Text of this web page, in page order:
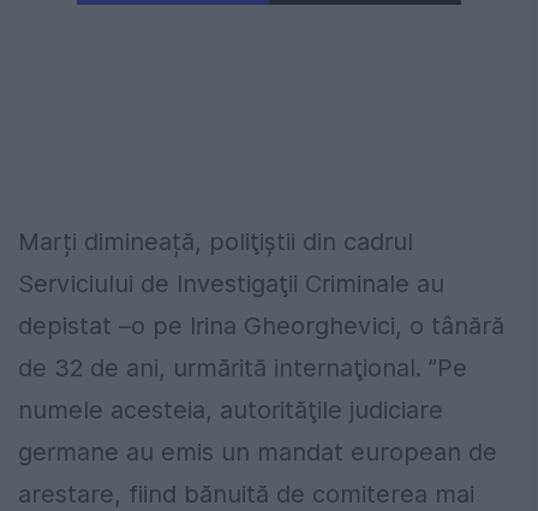
Marți dimineață, poliţiştii din cadrul
Serviciului de Investigaţii Criminale au
depistat –o pe Irina Gheorghevici, o tânără
de 32 de ani, urmărită internaţional. ”Pe
numele acesteia, autorităţile judiciare
germane au emis un mandat european de
arestare, fiind bănuită de comiterea mai